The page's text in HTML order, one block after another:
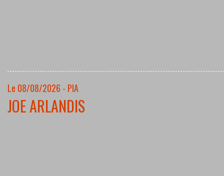
Le 08/08/2026 - PIA
JOE ARLANDIS